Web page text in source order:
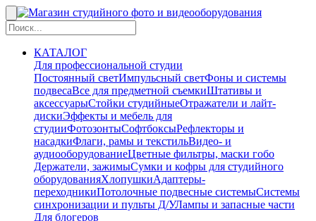
КАТАЛОГ
Для профессиональной студии
Постоянный светИмпульсный светФоны и системы
подвесаВсе для предметной съемкиШтативы и
аксессуарыСтойки студийныеОтражатели и лайт-
дискиЭффекты и мебель для
студииФотозонтыСофтбоксыРефлекторы и
насадкиФлаги, рамы и текстильВидео- и
аудиооборудованиеЦветные фильтры, маски гобо
Держатели, зажимыСумки и кофры для студийного
оборудованияХлопушкиАдаптеры-
переходникиПотолочные подвесные системыСистемы
синхронизации и пульты Д/УЛампы и запасные части
Для блогеров